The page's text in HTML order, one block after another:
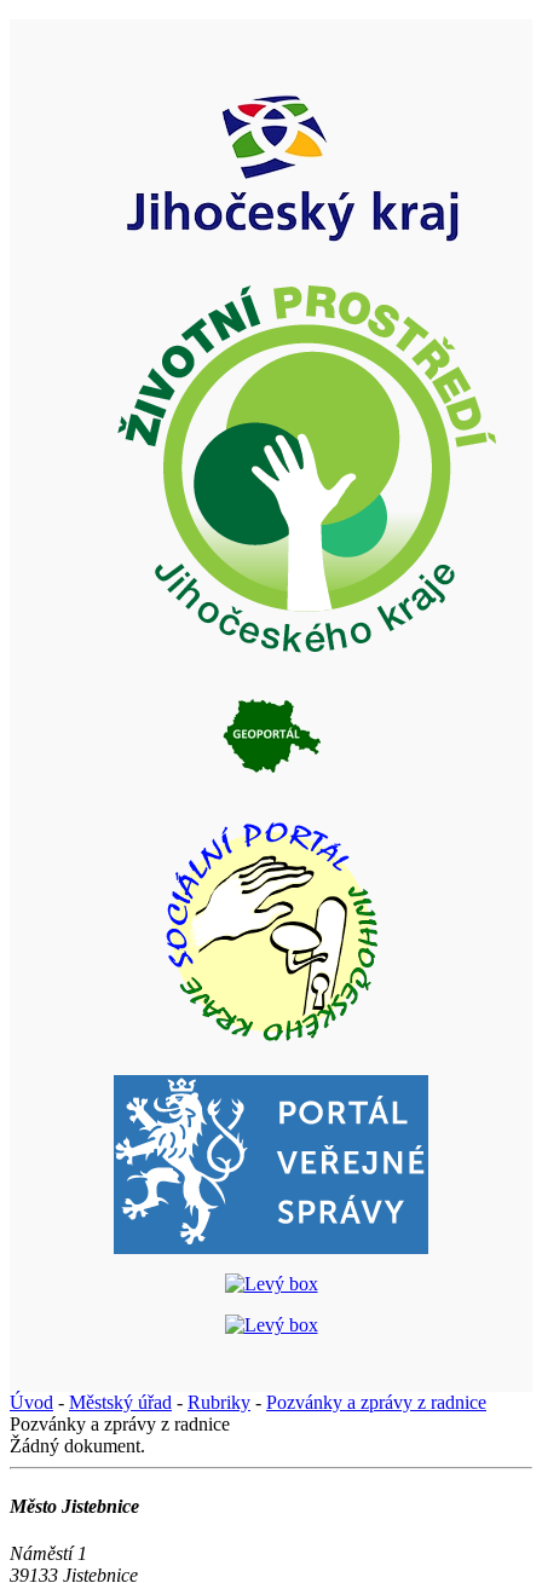
Úvod - Městský úřad - Rubriky - Pozvánky a zprávy z radnice
Pozvánky a zprávy z radnice
Žádný dokument.
Město Jistebnice
Náměstí 1
39133 Jistebnice